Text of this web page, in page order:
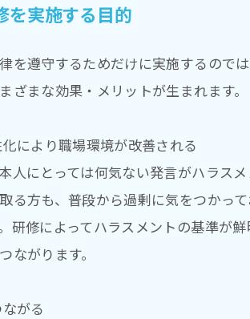
実施する目的
を遵守するためだけに実施するので
ざまな効果・メリットが生まれます。
により職場環境が改善される
人にとっては何気ない発言がハラス
る方も、普段から過剰に気をつかっ
研修によってハラスメントの基準が
ながります。
がる